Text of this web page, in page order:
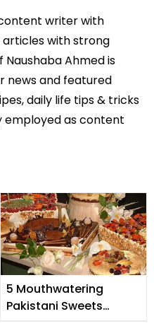
writer with
articles with strong
Ahmed is
news and featured
daily life tips & tricks
as content
5 Mouthwatering
Pakistani Sweets